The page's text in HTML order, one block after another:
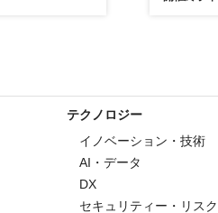
テクノロジー
イノベーション・技術
AI・データ
DX
セキュリティー・リス